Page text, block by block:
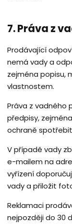
7. Práva z
Prodávající
nemá vady a
zejména popisu,
vlastnostem.
Práva z vadného
předpisy,
ochraně
V případě vady
e-mailem na
vyřízení
vady a přiložit
Reklamaci
nejpozději do 30